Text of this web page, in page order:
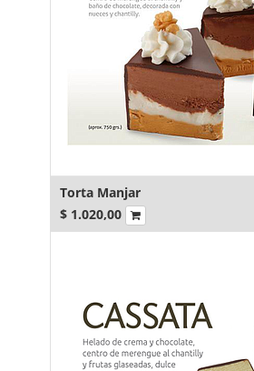
Torta Manjar
$ 1.020,00